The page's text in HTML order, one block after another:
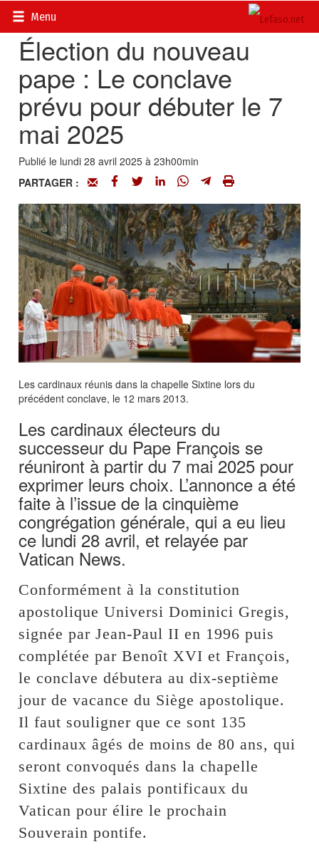
Menu
Accueil>
Élection du nouveau
pape : Le conclave
prévu pour débuter le 7
mai 2025
Publié le lundi 28 avril 2025 à 23h00min
PARTAGER :
Les cardinaux réunis dans la chapelle Sixtine lors du
précédent conclave, le 12 mars 2013.
Les cardinaux électeurs du
successeur du Pape François se
réuniront à partir du 7 mai 2025 pour
exprimer leurs choix. L’annonce a été
faite à l’issue de la cinquième
congrégation générale, qui a eu lieu
ce lundi 28 avril, et relayée par
Vatican News.
Conformément à la constitution
apostolique Universi Dominici Gregis,
signée par Jean-Paul II en 1996 puis
complétée par Benoît XVI et François,
le conclave débutera au dix-septième
jour de vacance du Siège apostolique.
Il faut souligner que ce sont 135
cardinaux âgés de moins de 80 ans, qui
seront convoqués dans la chapelle
Sixtine des palais pontificaux du
Vatican pour élire le prochain
Souverain pontife.